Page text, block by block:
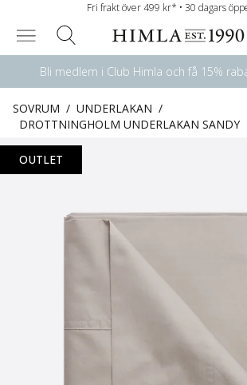
Fri frakt över 499 kr* • 30 dagars
Bli medlem i Club Himla och få 15%
SOVRUM / UNDERLAKAN /
DROTTNINGHOLM UNDERLAKAN SANDY
OUTLET